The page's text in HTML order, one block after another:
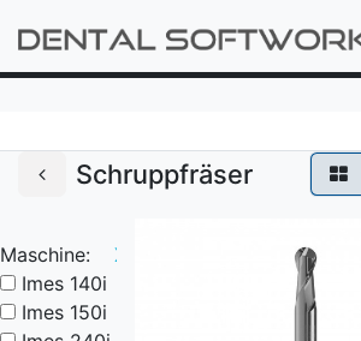
Schruppfräser
Maschine:
X
Imes 140i
Imes 150i